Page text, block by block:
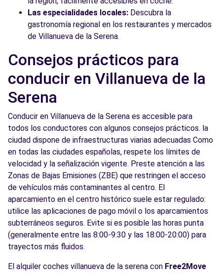
Las especialidades locales: Descubra la
gastronomía regional en los restaurantes y mercados
de Villanueva de la Serena.
Consejos prácticos para
conducir en Villanueva de la
Serena
Conducir en Villanueva de la Serena es accesible para
todos los conductores con algunos consejos prácticos. la
ciudad dispone de infraestructuras viarias adecuadas Como
en todas las ciudades españolas, respete los límites de
velocidad y la señalización vigente. Preste atención a las
Zonas de Bajas Emisiones (ZBE) que restringen el acceso
de vehículos más contaminantes al centro. El
aparcamiento en el centro histórico suele estar regulado:
utilice las aplicaciones de pago móvil o los aparcamientos
subterráneos seguros. Evite si es posible las horas punta
(generalmente entre las 8:00-9:30 y las 18:00-20:00) para
trayectos más fluidos.
El alquiler coches villanueva de la serena con Free2Move